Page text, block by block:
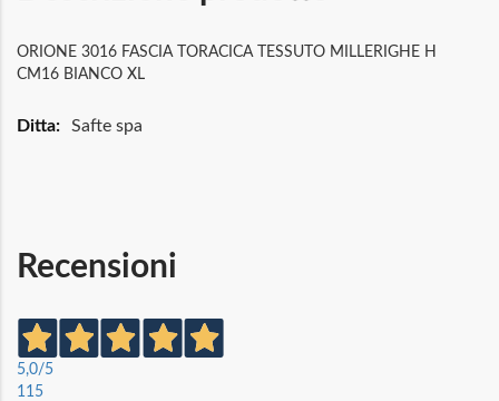
ORIONE 3016 FASCIA TORACICA TESSUTO MILLERIGHE H
CM16 BIANCO XL
MaggioriSafte spa
Recensioni
5,0/5
115